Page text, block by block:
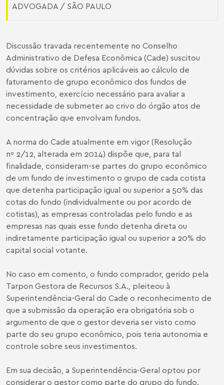
ADVOGADA / SÃO PAULO
Discussão travada recentemente no Conselho
Administrativo de Defesa Econômica (Cade) suscitou
dúvidas sobre os critérios aplicáveis ao cálculo de
faturamento de grupo econômico dos fundos de
investimento, exercício necessário para avaliar a
necessidade de submeter ao crivo do órgão atos de
concentração que envolvam fundos.
A norma do Cade atualmente em vigor (Resolução
nº 2/12, alterada em 2014) dispõe que, para tal
finalidade, consideram-se partes do grupo econômico
de um fundo de investimento o grupo de cada cotista
que detenha participação igual ou superior a 50% das
cotas do fundo (individualmente ou por acordo de
cotistas), as empresas controladas pelo fundo e as
empresas nas quais esse fundo detenha direta ou
indiretamente participação igual ou superior a 20% do
capital social votante.
No caso em comento, o fundo comprador, gerido pela
Tarpon Gestora de Recursos S.A., pleiteou à
Superintendência-Geral do Cade o reconhecimento de
que a submissão da operação era obrigatória sob o
argumento de que o gestor deveria ser visto como
parte do seu grupo econômico, pois teria autonomia e
controle sobre seus investimentos.
Em sua decisão, a Superintendência-Geral optou por
considerar o gestor como parte do grupo do fundo.